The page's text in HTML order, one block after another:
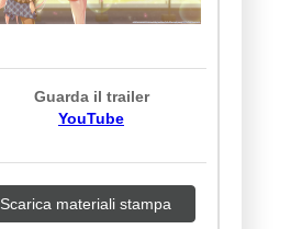
Guarda il trailer
YouTube
Scarica materiali stampa